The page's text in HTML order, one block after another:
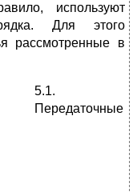
используют
Для этого
рассмотренные в
5.1.
Передаточные